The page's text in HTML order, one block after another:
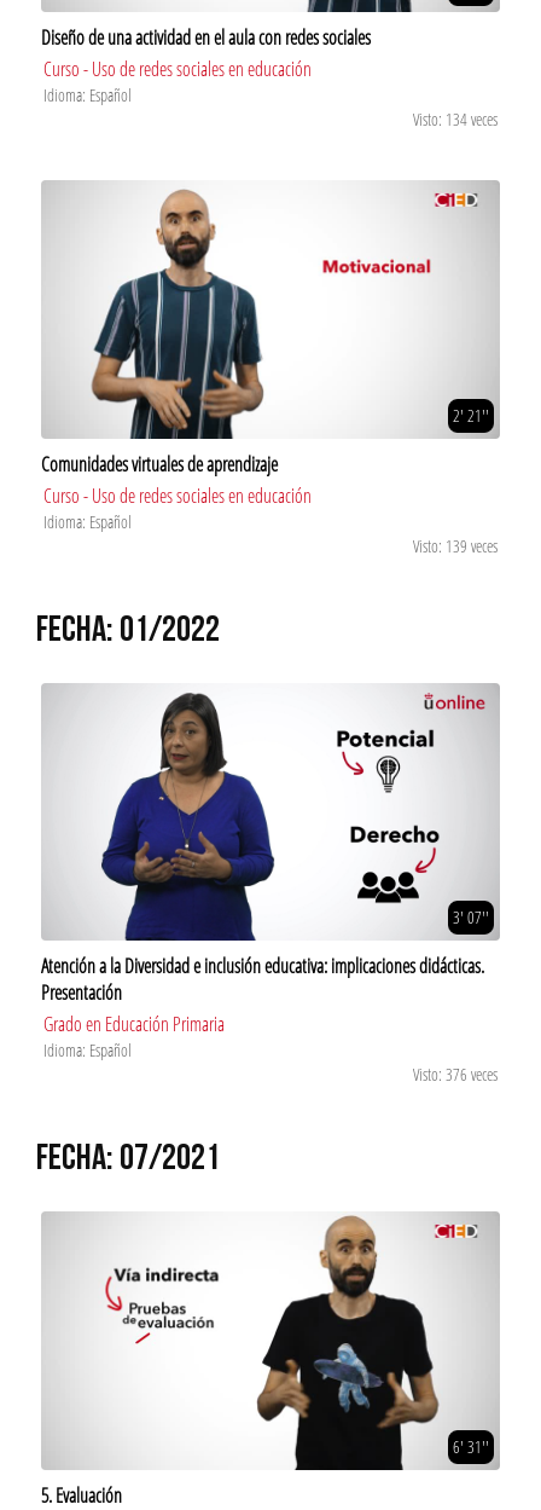
Diseño de una actividad en el aula con redes sociales
Curso - Uso de redes sociales en educación
Idioma: Español
Visto: 134 veces
2' 21''
Comunidades virtuales de aprendizaje
Curso - Uso de redes sociales en educación
Idioma: Español
Visto: 139 veces
FECHA: 01/2022
3' 07''
Atención a la Diversidad e inclusión educativa: implicaciones didácticas.
Presentación
Grado en Educación Primaria
Idioma: Español
Visto: 376 veces
FECHA: 07/2021
6' 31''
5. Evaluación